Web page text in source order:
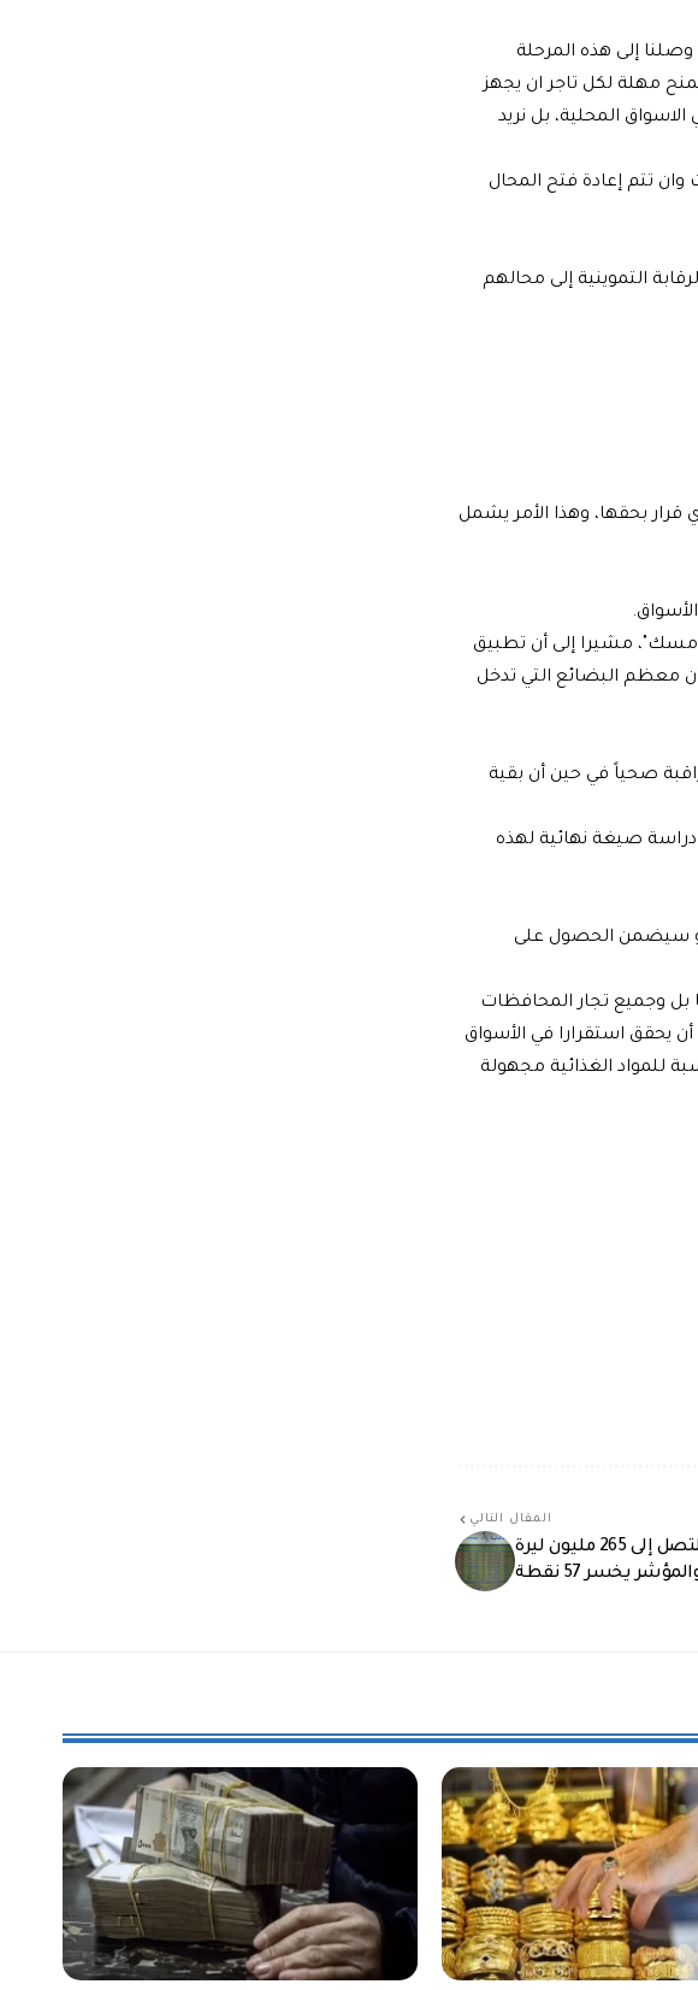
إلى هذه المرحلة
تمنح مهلة لكل تاجر ان يجهز
المحلية، بل نريد
تتم إعادة فتح المحال
التموينية إلى محالهم
قرار بحقها، وهذا الأمر يشمل
مسك"، مشيرا إلى أن تطبيق
معظم البضائع التي تدخل
صحياً في حين أن بقية
صيغة نهائية لهذه
سيضمن الحصول على
وجميع تجار المحافظات
يحقق استقرارا في الأسواق
للمواد الغذائية مجهولة
المقال التالي
تداولات بورصة دمشق تتراجع 13.5% لتصل إلى 265 مليون ليرة
يخسر 57 نقطة